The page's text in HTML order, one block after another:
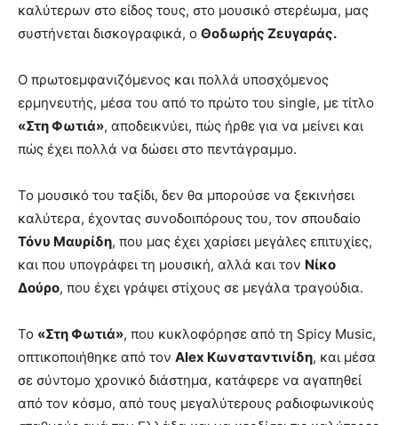
καλύτερων στο είδος τους, στο μουσικό στερέωμα, μας
συστήνεται δισκογραφικά, ο Θοδωρής Ζευγαράς.
Ο πρωτοεμφανιζόμενος και πολλά υποσχόμενος
ερμηνευτής, μέσα του από το πρώτο του single, με τίτλο
«Στη Φωτιά», αποδεικνύει, πώς ήρθε για να μείνει και
πώς έχει πολλά να δώσει στο πεντάγραμμο.
Το μουσικό του ταξίδι, δεν θα μπορούσε να ξεκινήσει
καλύτερα, έχοντας συνοδοιπόρους του, τον σπουδαίο
Τόνυ Μαυρίδη, που μας έχει χαρίσει μεγάλες επιτυχίες,
και που υπογράφει τη μουσική, αλλά και τον Νίκο
Δούρο, που έχει γράψει στίχους σε μεγάλα τραγούδια.
Το «Στη Φωτιά», που κυκλοφόρησε από τη Spicy Music,
οπτικοποιήθηκε από τον Alex Κωνσταντινίδη, και μέσα
σε σύντομο χρονικό διάστημα, κατάφερε να αγαπηθεί
από τον κόσμο, από τους μεγαλύτερους ραδιοφωνικούς